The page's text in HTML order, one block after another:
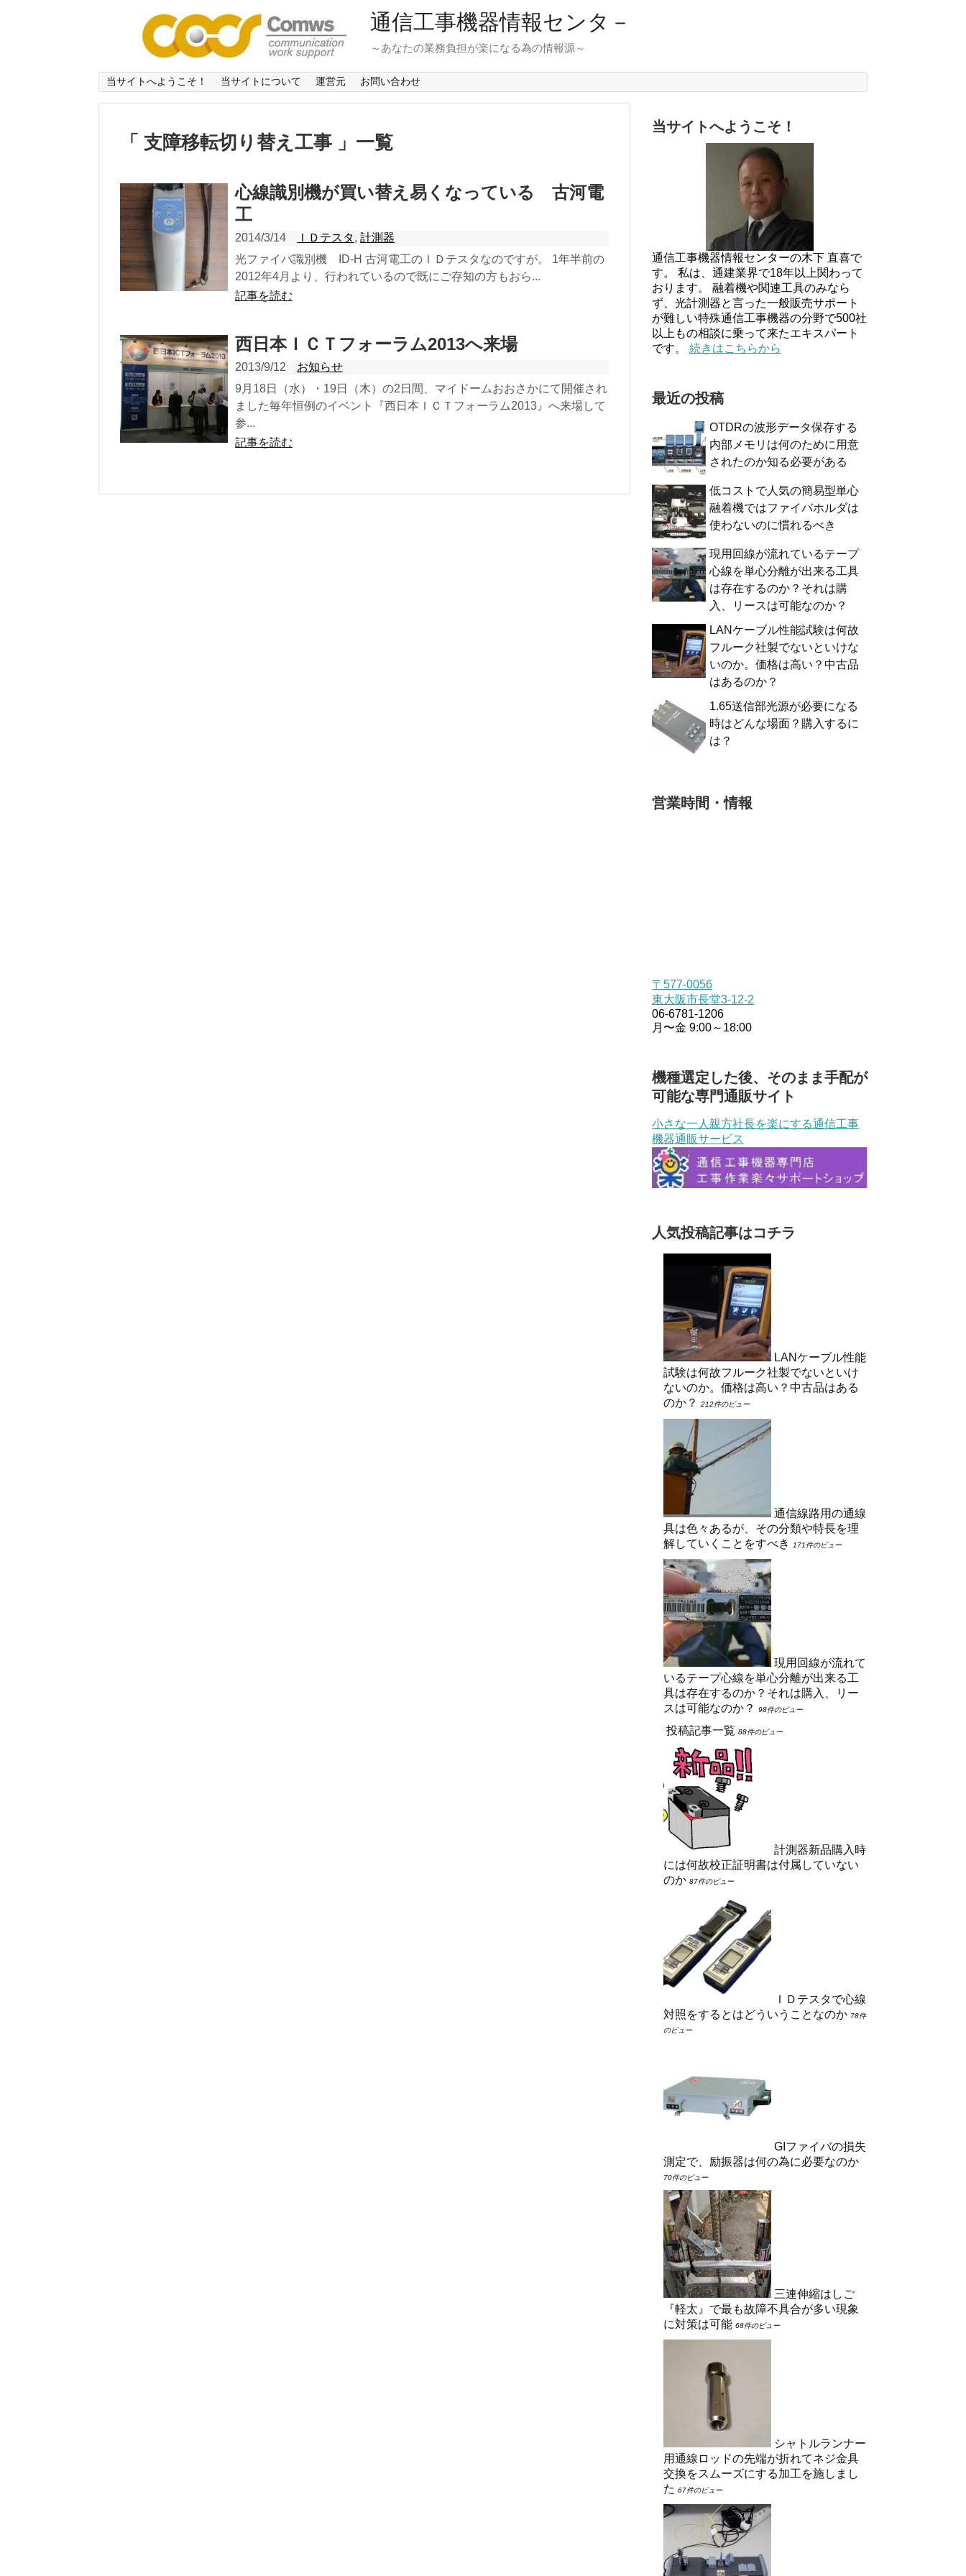
通信工事機器情報センタ－
～あなたの業務負担が楽になる為の情報源～
当サイトへようこそ！ 当サイトについて 運営元 お問い合わせ
「 支障移転切り替え工事 」一覧
心線識別機が買い替え易くなっている 古河電
工
2014/3/14 ＩＤテスタ,計測器
光ファイバ識別機 ID-H 古河電工のＩＤテスタなのですが。 1年半前の
2012年4月より、行われているので既にご存知の方もおら...
記事を読む
西日本ＩＣＴフォーラム2013へ来場
2013/9/12
お知らせ
9月18日（水）・19日（木）の2日間、マイドームおおさかにて開催され
ました毎年恒例のイベント『西日本ＩＣＴフォーラム2013』へ来場して
参...
記事を読む
当サイトへようこそ！
通信工事機器情報センターの木下 直喜で
す。 私は、通建業界で18年以上関わって
おります。 融着機や関連工具のみなら
ず、光計測器と言った一般販売サポート
が難しい特殊通信工事機器の分野で500社
以上もの相談に乗って来たエキスパート
です。 続きはこちらから
最近の投稿
OTDRの波形データ保存する
内部メモリは何のために用意
されたのか知る必要がある
低コストで人気の簡易型単心
融着機ではファイバホルダは
使わないのに慣れるべき
現用回線が流れているテープ
心線を単心分離が出来る工具
は存在するのか？それは購
入、リースは可能なのか？
LANケーブル性能試験は何故
フルーク社製でないといけな
いのか。価格は高い？中古品
はあるのか？
1.65送信部光源が必要になる
時はどんな場面？購入するに
は？
営業時間・情報
〒577-0056
東大阪市長堂3-12-2
06-6781-1206
月〜金 9:00～18:00
機種選定した後、そのまま手配が
可能な専門通販サイト
小さな一人親方社長を楽にする通信工事
機器通販サービス
人気投稿記事はコチラ
LANケーブル性能
試験は何故フルーク社製でないといけ
ないのか。価格は高い？中古品はある
のか？
212件のビュー
通信線路用の通線
具は色々あるが、その分類や特長を理
解していくことをすべき
171件のビュー
現用回線が流れて
いるテープ心線を単心分離が出来る工
具は存在するのか？それは購入、リー
スは可能なのか？
98件のビュー
投稿記事一覧 88件のビュー
計測器新品購入時
には何故校正証明書は付属していない
のか 87件のビュー
ＩＤテスタで心線
対照をするとはどういうことなのか 78件
のビュー
GIファイバの損失
測定で、励振器は何の為に必要なのか
70件のビュー
三連伸縮はしご
『軽太』で最も故障不具合が多い現象
に対策は可能 68件のビュー
シャトルランナー
用通線ロッドの先端が折れてネジ金具
交換をスムーズにする加工を施しまし
た 67件のビュー